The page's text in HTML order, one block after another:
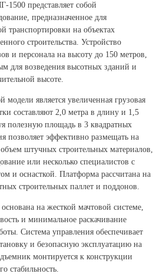
представляет собой
предназначенное для
транспортировки на объектах
строительства. Устройство
и персонала на высоту до 150 метров,
для возведения высотных зданий и
высоте.
модели является увеличенная грузовая
составляют 2,0 метра в длину и 1,5
полезную площадь в 3 квадратных
позволяет эффективно размещать на
штучных строительных материалов,
или несколько специалистов с
и оснасткой. Платформа рассчитана на
строительных паллет и поддонов.
на жесткой мачтовой системе,
и минимальное раскачивание
Система управления обеспечивает
и безопасную эксплуатацию на
монтируется к конструкции
стабильность.